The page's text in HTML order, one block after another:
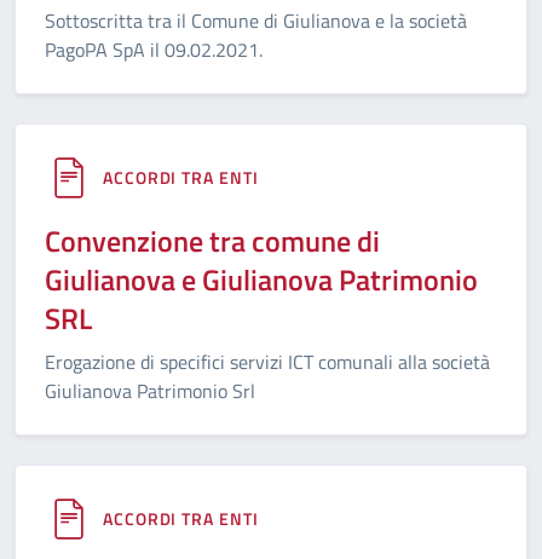
Sottoscritta tra il Comune di Giulianova e la società
PagoPA SpA il 09.02.2021.
ACCORDI TRA ENTI
Convenzione tra comune di
Giulianova e Giulianova Patrimonio
SRL
Erogazione di specifici servizi ICT comunali alla società
Giulianova Patrimonio Srl
ACCORDI TRA ENTI